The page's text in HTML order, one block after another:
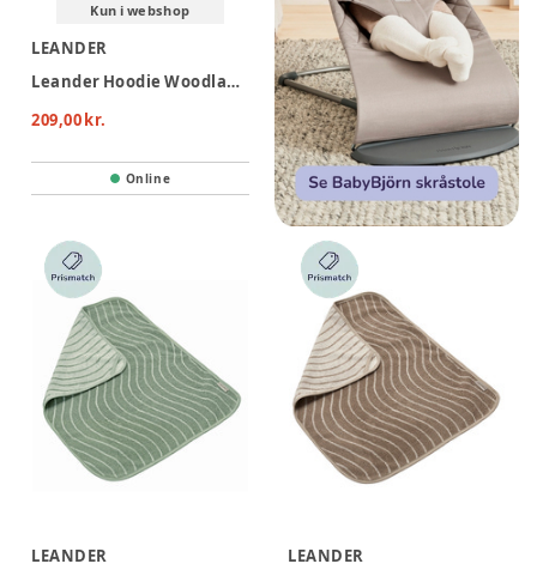
Kun i webshop
LEANDER
Leander Hoodie Woodland Håndklæde - Cool Grey
209,00 kr.
Online
LEANDER
LEANDER